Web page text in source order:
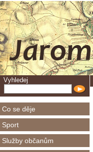
Vyhledej
Co se děje
Sport
Služby občanům